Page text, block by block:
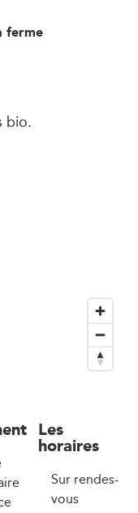
ferme
bio.
Les
horaires
Sur rendes-
vous